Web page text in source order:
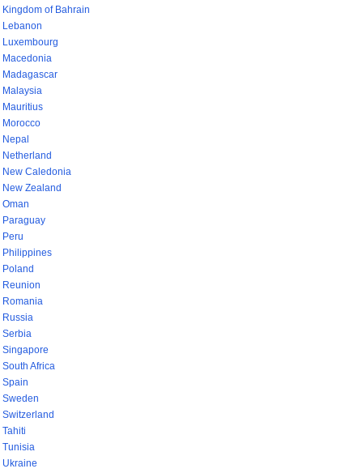
Kingdom of Bahrain
Lebanon
Luxembourg
Macedonia
Madagascar
Malaysia
Mauritius
Morocco
Nepal
Netherland
New Caledonia
New Zealand
Oman
Paraguay
Peru
Philippines
Poland
Reunion
Romania
Russia
Serbia
Singapore
South Africa
Spain
Sweden
Switzerland
Tahiti
Tunisia
Ukraine